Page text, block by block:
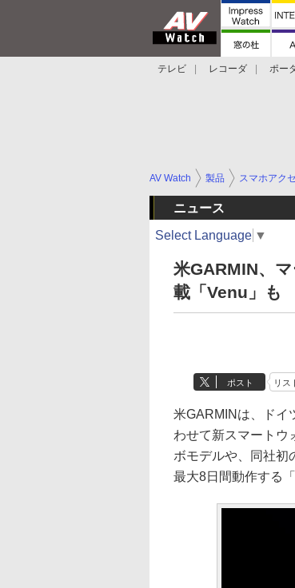
テレビ レコーダ ポー
AV Watch 製品 スマホアク
ニュース
Select Language ▼
米GARMIN、
載「Venu」も
ポスト リス
米GARMINは、ドイ
わせて新スマートウ
ボモデルや、同社初
最大8日間動作する